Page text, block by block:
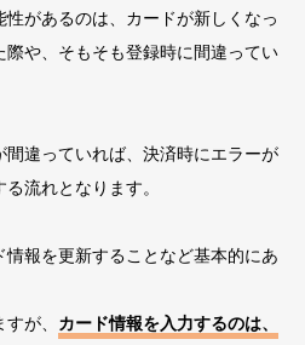
があるのは、カードが新しくなっ
や、そもそも登録時に間違ってい
違っていれば、決済時にエラーが
流れとなります。
報を更新することなど基本的にあ
が、 カード情報を入力するのは、